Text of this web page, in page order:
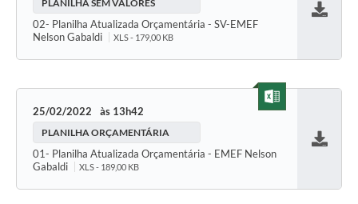
PLANILHA SEM VALORES
02- Planilha Atualizada Orçamentária - SV-EMEF
Nelson Gabaldi
XLS - 179,00 KB
25/02/2022 13h42
PLANILHA ORÇAMENTÁRIA
01- Planilha Atualizada Orçamentária - EMEF Nelson
Gabaldi
XLS - 189,00 KB